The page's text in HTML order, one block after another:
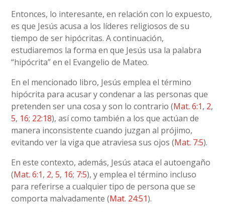
Entonces, lo interesante, en relación con lo expuesto,
es que Jesús acusa a los líderes religiosos de su
tiempo de ser hipócritas. A continuación,
estudiaremos la forma en que Jesús usa la palabra
“hipócrita” en el Evangelio de Mateo.
En el mencionado libro, Jesús emplea el término
hipócrita para acusar y condenar a las personas que
pretenden ser una cosa y son lo contrario (Mat. 6:1, 2,
5, 16; 22:18), así como también a los que actúan de
manera inconsistente cuando juzgan al prójimo,
evitando ver la viga que atraviesa sus ojos (Mat. 7:5).
En este contexto, además, Jesús ataca el autoengaño
(Mat. 6:1, 2,5, 16; 7:5), y emplea el término incluso
para referirse a cualquier tipo de persona que se
comporta malvadamente (Mat. 24:51).